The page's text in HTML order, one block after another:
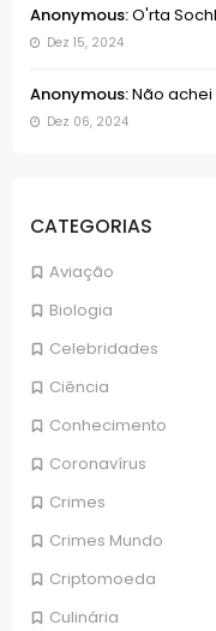
Anonymous:O'rta
Dez 15, 2024
Anonymous:Não achei
Dez 06, 2024
CATEGORIAS
Aviação
Biologia
Celebridades
Ciência
Conhecimento
Coronavírus
Crimes
Crimes Mundo
Criptomoeda
Culinária